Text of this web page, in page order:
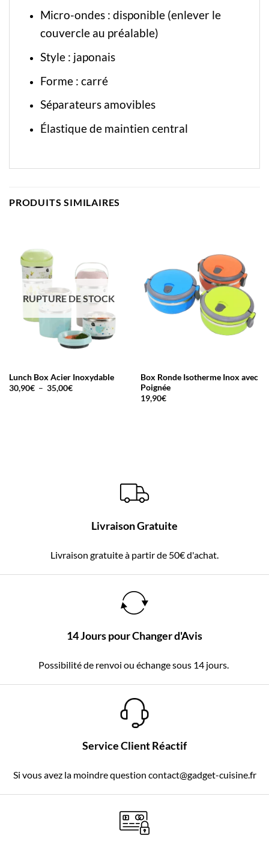
Micro-ondes : disponible (enlever le
couvercle au préalable)
Style : japonais
Forme : carré
Séparateurs amovibles
Élastique de maintien central
PRODUITS SIMILAIRES
RUPTURE DE STOCK
Lunch Box Acier Inoxydable
30,90€ – 35,00€Plage
Box Ronde Isotherme Inox avec
Poignée
19,90€
Livraison Gratuite
Livraison gratuite à partir de 50€ d'achat.
14 Jours pour Changer d'Avis
Possibilité de renvoi ou échange sous 14 jours.
Service Client Réactif
Si vous avez la moindre question contact@gadget-cuisine.fr